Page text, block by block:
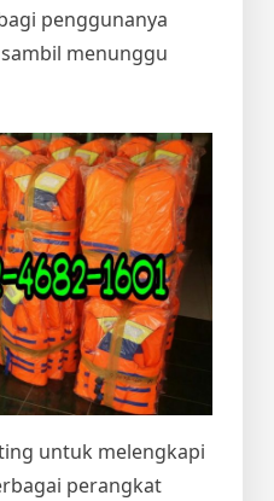
penggunanya
menunggu
untuk melengkapi
perangkat